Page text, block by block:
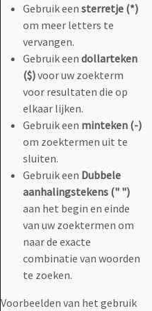
Gebruik een sterretje (*)
om meer letters te
vervangen.
Gebruik een dollarteken
($)voor uw zoekterm
voor resultaten die op
elkaar lijken.
Gebruik een minteken (-)
om zoektermen uit te
sluiten.
Gebruik een Dubbele
aanhalingstekens (" ")
aan het begin en einde
van uw zoektermen om
naar de exacte
combinatie van woorden
te zoeken.
Voorbeelden van het gebruik